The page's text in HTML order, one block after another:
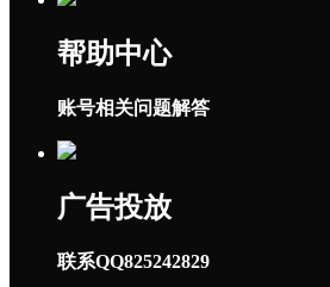
帮助中心
账号相关问题解答
广告投放
联系QQ825242829